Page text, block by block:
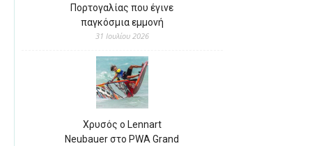
Πορτογαλίας που έγινε
παγκόσμια εμμονή
31 Ιουλίου 2026
Χρυσός ο Lennart
Neubauer στο PWA Grand